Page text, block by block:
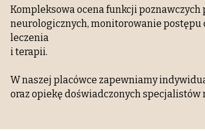
Kompleksowa ocena funkcji poznawczych
neurologicznych, monitorowanie postępu
leczenia
i terapii.
W naszej placówce zapewniamy
oraz opiekę doświadczonych